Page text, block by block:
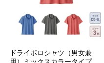
ドライポロシャツ（男女兼